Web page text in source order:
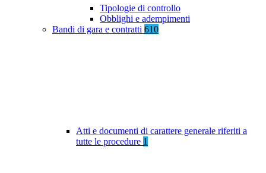
Tipologie di controllo
Obblighi e adempimenti
Bandi di gara e contratti 610
Atti e documenti di carattere generale riferiti a
tutte le procedure 1